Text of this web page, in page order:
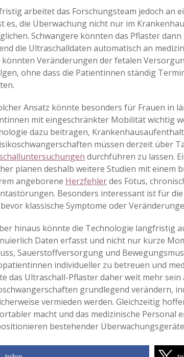
arbeitet das Forschungsteam jedoch an
es, die Überwachung nicht nur im
Schwangere könnten das Pflaster
die Ultraschalldaten automatisch an
könnten Veränderungen der fetalen
ohne dass die Patientinnen ständig
Ansatz könnte besonders für Frauen in
mit eingeschränkter Mobilität wichtig
dazu beitragen,
müssen derzeit über
durchführen zu lassen.
planen deshalb weitere Studien mit
angeborene Herzfehlerdes Fötus,
Besonders interessant ist für
klassische Symptome oder
hinaus könnte die Technologie langfristig
Daten erfasst und nicht nur kurze
Sauerstoffversorgung und
individueller zu betreuen und
das Ultraschall-Pflaster daher weit mehr
grundlegend verändern,
vermieden werden. Gleichzeitig
macht und das medizinische
bestehender